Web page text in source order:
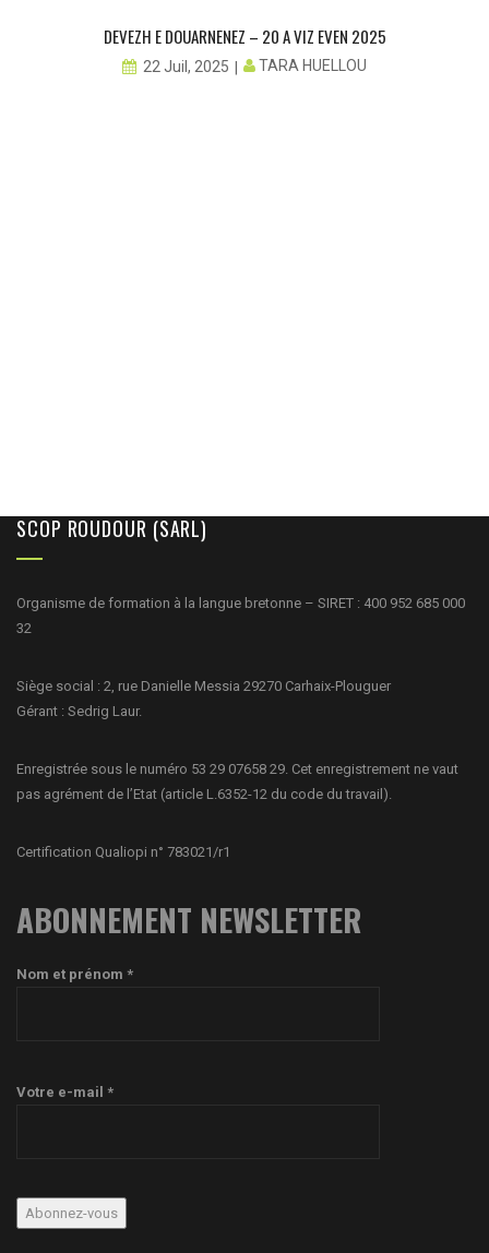
DEVEZH E DOUARNENEZ – 20 A VIZ EVEN 2025
22 Juil, 2025 TARA HUELLOU
SCOP ROUDOUR (SARL)
Organisme de formation à la langue bretonne – SIRET : 400 952 685 000
32
Siège social : 2, rue Danielle Messia 29270 Carhaix-Plouguer
Gérant : Sedrig Laur.
Enregistrée sous le numéro 53 29 07658 29. Cet enregistrement ne vaut
pas agrément de l’Etat (article L.6352-12 du code du travail).
Certification Qualiopi n° 783021/r1
ABONNEMENT NEWSLETTER
Nom et prénom *
Votre e-mail *